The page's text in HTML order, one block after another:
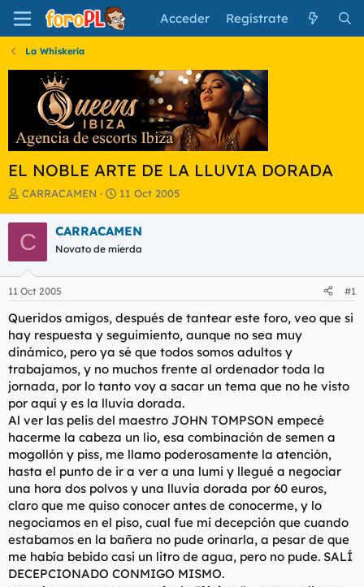
Acceder Regístrate
La Whiskería
EL NOBLE ARTE DE LA LLUVIA DORADA
I
i
c
i
a
d
o
d
e
l
t
e
a
CARRACAMEN
F
h
a
e
i
c
i
o
11 Oct 2005
C CARRACAMEN
Novato de mierda
11 Oct 2005 #1
Queridos amigos, después de tantear este foro, veo que si
hay respuesta y seguimiento, aunque no sea muy
dinámico, pero ya sé que todos somos adultos y
trabajamos, y no muchos frente al ordenador toda la
jornada, por lo tanto voy a sacar un tema que no he visto
por aquí y es la lluvia dorada.
Al ver las pelis del maestro JOHN TOMPSON empecé
hacerme la cabeza un lio, esa combinación de semen a
mogollón y piss, me llamo poderosamente la atención,
hasta el punto de ir a ver a una lumi y llegué a negociar
una hora dos polvos y una lluvia dorada por 60 euros,
claro que me quiso conocer antes de conocerme, y lo
negociamos en el piso, cual fue mi decepción que cuando
estabamos en la bañera no pude orinarla, a pesar de que
me había bebido casi un litro de agua, pero no pude. SALÍ
DECEPCIONADO CONMIGO MISMO.